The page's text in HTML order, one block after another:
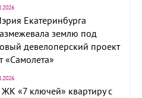
Екатеринбурга
землю под
девелоперский проект
«Самолета»
ЖК «7 ключей» квартиру с